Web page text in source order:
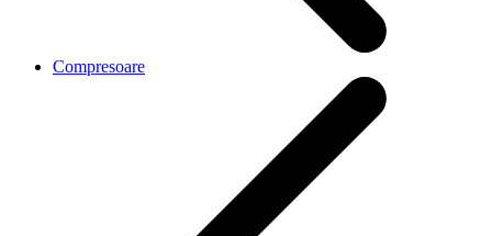
Compresoare